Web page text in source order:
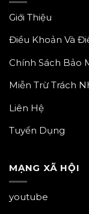
Giới Thiệu
Điều Khoản Và
Chính Sách Bảo
Miễn Trừ Trách
Liên Hệ
Tuyển Dụng
MẠNG XÃ HỘI
youtube